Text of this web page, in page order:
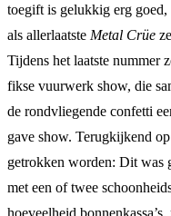
toegift is gelukkig erg goed,
als allerlaatste Metal Crüe
Tijdens het laatste nummer
fikse vuurwerk show, die
de rondvliegende confetti
gave show. Terugkijkend
getrokken worden: Dit was
met een of twee
hoeveelheid